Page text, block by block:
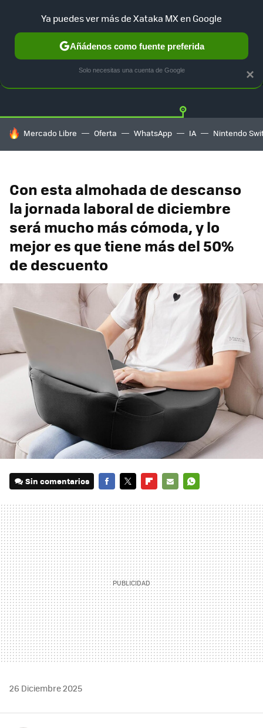
GUÍA DE COMPRAS MERCADO LIBRE
HOY SE HABLA DE
Mercado Libre Oferta WhatsApp IA Nintendo
Con esta almohada de descanso
la jornada laboral de diciembre
será mucho más cómoda, y lo
mejor es que tiene más del 50%
de descuento
Sin comentarios
MAIL
26 Diciembre 2025
×
Ya puedes ver más de Xataka MX en Google
Añádenos como fuente preferida
Solo necesitas una cuenta de Google